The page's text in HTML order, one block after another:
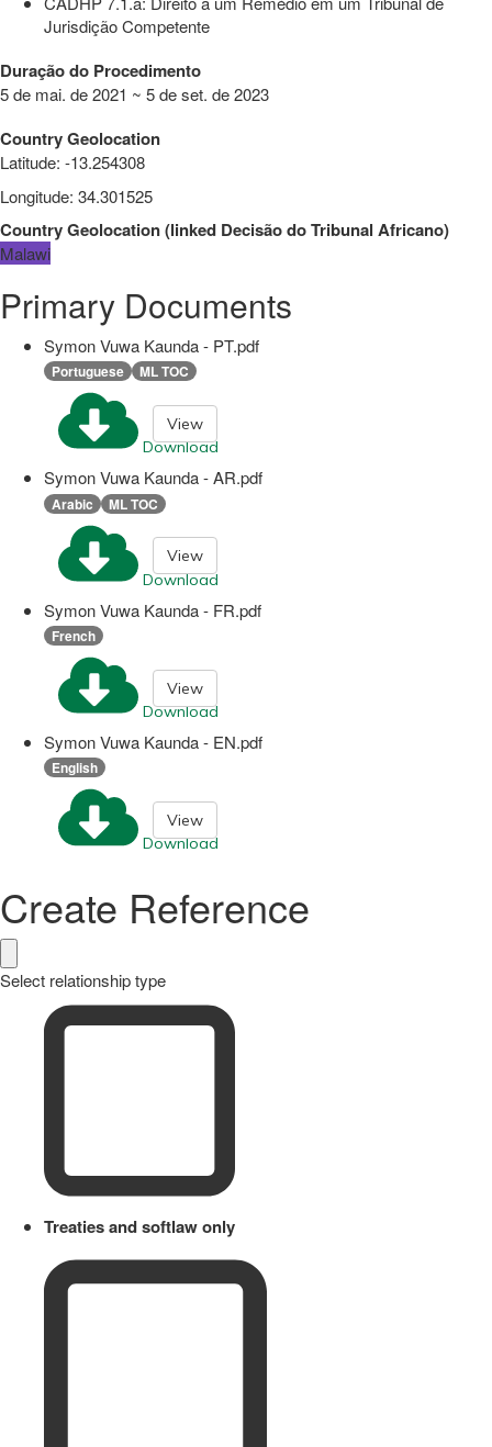
Jurisdição Competente
Duração do Procedimento
5 de mai. de 2021 ~ 5 de set. de 2023
Country Geolocation
Latitude: -13.254308
Longitude: 34.301525
Country Geolocation(linked Decisão do Tribunal Africano)
Malawi
Primary Documents
Symon Vuwa Kaunda - PT.pdf
Portuguese ML TOC
Download
View
Symon Vuwa Kaunda - AR.pdf
Arabic ML TOC
Download
View
Symon Vuwa Kaunda - FR.pdf
French
Download
View
Symon Vuwa Kaunda - EN.pdf
English
Download
View
Create Reference
Select relationship type
Treaties and softlaw only